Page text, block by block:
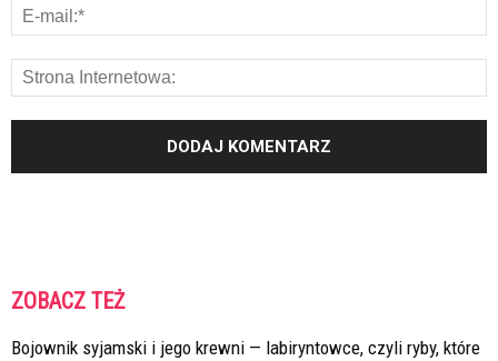
ZOBACZ TEŻ
Bojownik syjamski i jego krewni — labiryntowce, czyli ryby, które